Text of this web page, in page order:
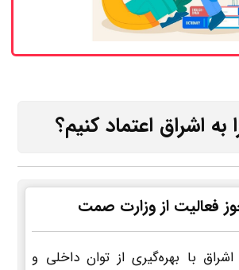
به اشراق اعتماد کنیم؟
فعالیت از وزارت صمت
با بهره‌گیری از توان داخلی و